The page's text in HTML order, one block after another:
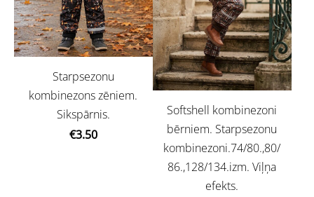
Starpsezonu
kombinezons zēniem.
Sikspārnis.
€3.50
Softshell kombinezoni
bērniem. Starpsezonu
kombinezoni.74/80.,80/
86.,128/134.izm. Viļņa
efekts.